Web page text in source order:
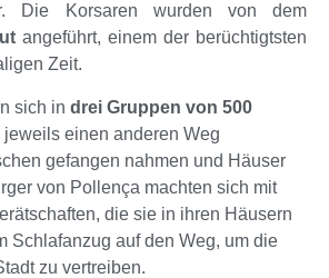
Die Korsaren wurden von dem
angeführt, einem der berüchtigtsten
Zeit.
sich in drei Gruppen von 500
jeweils einen anderen Weg
gefangen nahmen und Häuser
von Pollença machten sich mit
die sie in ihren Häusern
Schlafanzug auf den Weg, um die
zu vertreiben.